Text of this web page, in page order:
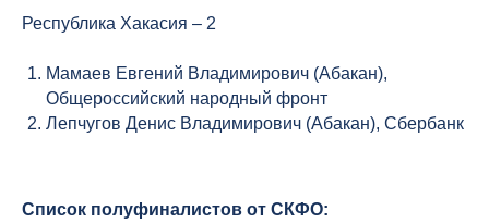
Республика Хакасия – 2
Мамаев Евгений Владимирович (Абакан),
Общероссийский народный фронт
Лепчугов Денис Владимирович (Абакан), Сбербанк
Список полуфиналистов от СКФО: